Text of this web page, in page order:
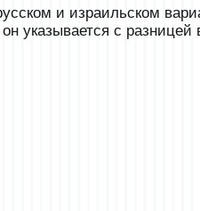
и израильском
указывается с